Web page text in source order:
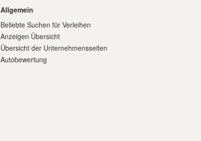
Allgemein
Beliebte Suchen für Verleihen
Anzeigen Übersicht
Übersicht der Unternehmensseiten
Autobewertung